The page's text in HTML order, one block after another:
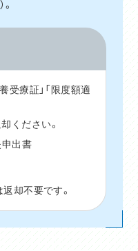
受療証」「限度額適
ください。
出書
却不要です。